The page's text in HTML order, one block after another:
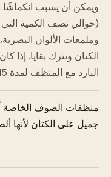
ويمكن أن يسبب
(حوالي نصف الكمية
وملمعات الألوان
الكتان وتترك بقايا. إذا
البارد مع المنظف لمدة 15 دقيقة قبل الغسيل.
منظفات الصوف الخاصة
جميل على الكتان لأنها